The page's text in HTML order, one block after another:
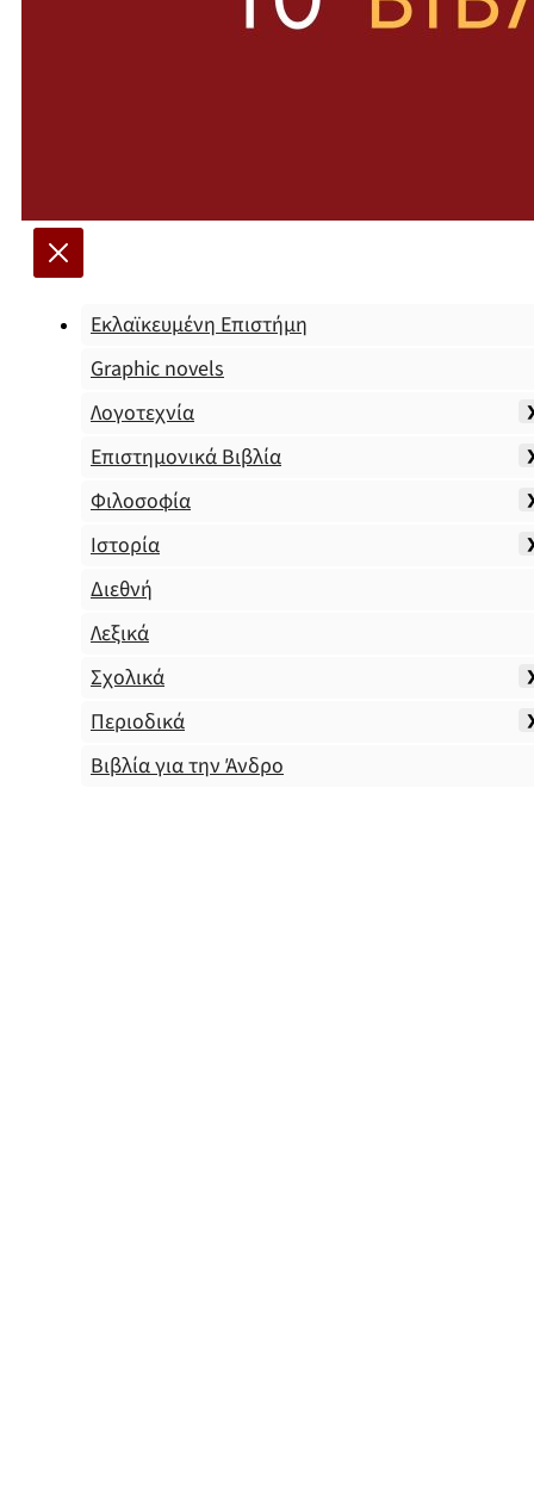
Εκλαϊκευμένη Επιστήμη
Graphic novels
Λογοτεχνία
Επιστημονικά Βιβλία
Φιλοσοφία
Ιστορία
Διεθνή
Λεξικά
Σχολικά
Περιοδικά
Βιβλία για την Άνδρο